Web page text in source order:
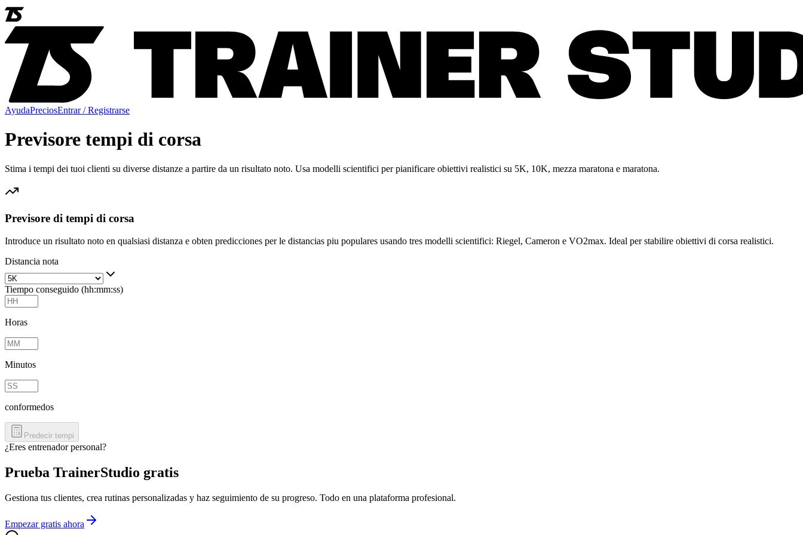
AyudaPreciosEntrar / Registrarse
Previsore tempi di corsa
Stima i tempi dei tuoi clienti su diverse distanze a partire da un risultato noto. Usa modelli scientifici per pianificare obiettivi realistici su 5K, 10K, mezza maratona e maratona.
Previsore di tempi di corsa
Introduce un risultato noto en qualsiasi distanza e obten predicciones per le distancias piu populares usando tres modelli scientifici: Riegel, Cameron e VO2max. Ideal per stabilire obiettivi di corsa realistici.
Distancia nota
Tiempo conseguido (hh:mm:ss)
Horas
Minutos
conformedos
Predecir tempi
¿Eres entrenador personal?
Prueba TrainerStudio gratis
Gestiona tus clientes, crea rutinas personalizadas y haz seguimiento de su progreso. Todo en una plataforma profesional.
Empezar gratis ahora